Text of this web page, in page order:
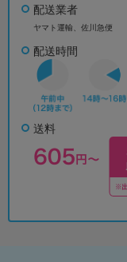
配送業者
ヤマト運輸、佐川急便
配送時間
送料